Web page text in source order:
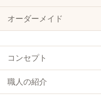
オーダーメイド
コンセプト
職人の紹介